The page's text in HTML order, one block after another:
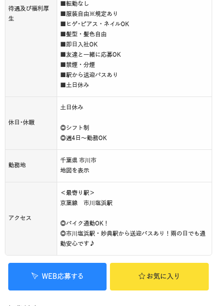
待遇及び福利厚
生
■転勤なし
■服装自由※規定あり
■ヒゲ･ピアス・ネイルOK
■髪型・髪色自由
■即日入社OK
■友達と一緒に応募OK
■禁煙・分煙
■駅から送迎バスあり
■土日休み
休日･休暇
土日休み
◎シフト制
◎週4日～勤務OK
勤務地
千葉県 市川市
地図を表示
アクセス
＜最寄り駅＞
京葉線 市川塩浜駅
◎バイク通勤OK！
◎市川塩浜駅・妙典駅から送迎バスあり！雨の日でも通
勤安心です♪
WEB応募する お気に入り